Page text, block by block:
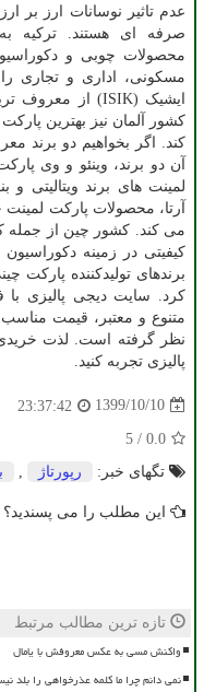
عدم تاثیر نوسانات ارز بر
صرفه ای هستند. ترکیه
محصولات چوبی و
مسکونی، اداری و تجاری
ایشیک (ISIK) از معروف
کشور آلمان نیز بهترین
کند. اگر بخواهیم دو برند
آن دو برند، وینئو و وی
لمینت های برند ویتالیتی
آرتا، محصولات پارکت
می کند. کشور چین از جمله
کیفیتی در زمینه
برندهای تولیدکننده
کرد. سایت دیجی پالیزی با
متنوع و معتبر، قیمت
نظر گرفته است. لذت خریدی
پالیزی تجربه کنید.
1399/10/10
23:37:42
0.0
/
5
تگهای خبر:
رپورتاژ
این مطلب را می پسندید؟
تازه ترین مطالب مرتبط
واکنش مسی به عکس معروفش با یامال
نمی دانم چرا ما کلمه عذرخواهی را بلد